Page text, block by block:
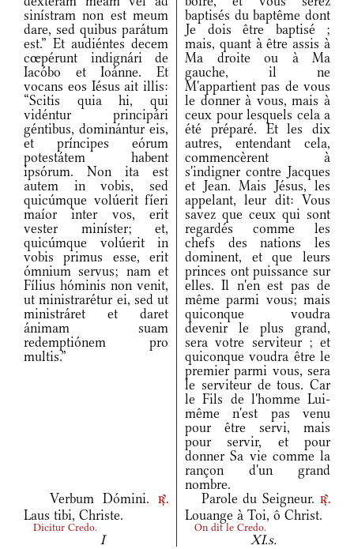
sinístram non est meum
dare, sed quibus parátum
est.” Et audiéntes decem
cœpérunt indignári de
Iacóbo et Ioánne. Et
vocans eos Iésus ait illis:
“Scitis quia hi, qui
vidéntur principári
géntibus, dominántur eis,
et príncipes eórum
potestátem habent
ipsórum. Non ita est
autem in vobis, sed
quicúmque volúerit fíeri
maíor inter vos, erit
vester miníster; et,
quicúmque volúerit in
vobis primus esse, erit
ómnium servus; nam et
Fílius hóminis non venit,
ut ministrarétur ei, sed ut
ministráret et daret
ánimam suam
redemptiónem pro
multis.”
baptisés du baptême dont
Je dois être baptisé ;
mais, quant à être assis à
Ma droite ou à Ma
gauche, il ne
M'appartient pas de vous
le donner à vous, mais à
ceux pour lesquels cela a
été préparé. Et les dix
autres, entendant cela,
commencèrent à
s'indigner contre Jacques
et Jean. Mais Jésus, les
appelant, leur dit: Vous
savez que ceux qui sont
regardés comme les
chefs des nations les
dominent, et que leurs
princes ont puissance sur
elles. Il n'en est pas de
même parmi vous; mais
quiconque voudra
devenir le plus grand,
sera votre serviteur ; et
quiconque voudra être le
premier parmi vous, sera
le serviteur de tous. Car
le Fils de l'homme Lui-
même n'est pas venu
pour être servi, mais
pour servir, et pour
donner Sa vie comme la
rançon d'un grand
nombre.
Verbum Dómini.
r.
Laus tibi, Christe.
Parole du Seigneur. r.
Louange à Toi, ô Christ.
Dicitur Credo. On dit le Credo.
I XI.s.